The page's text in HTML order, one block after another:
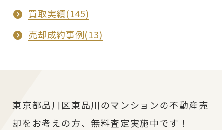
買取実績(145)
売却成約事例(13)
東京都品川区東品川のマンションの不動産売
却をお考えの方、無料査定実施中です！